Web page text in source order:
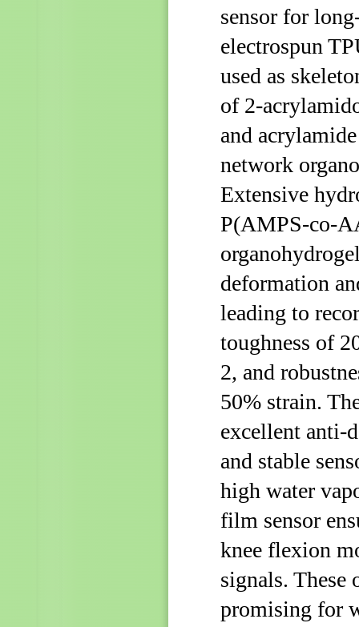
sensor for
electrospun
used as
of 2-
and
network
Extensive
P(AMPS-co-
deformation
leading to
toughness of
2, and
50% strain.
excellent anti-
and stable
high water
film sensor
knee flexion
signals. These
promising for